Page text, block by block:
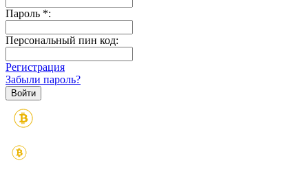
Пароль *:
Персональный пин код:
Регистрация
Забыли пароль?